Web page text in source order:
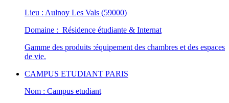
Lieu : Aulnoy Les Vals (59000)
Domaine : Résidence étudiante & Internat
Gamme des produits :équipement des chambres et des espaces
de vie.
CAMPUS ETUDIANT PARIS
Nom : Campus etudiant